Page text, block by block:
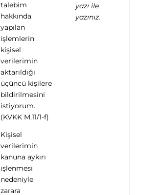
talebim
hakkında
yapılan
işlemlerin
kişisel
verilerimin
aktarıldığı
üçüncü kişilere
bildirilmesini
istiyorum.
(KVKK M.11/1-f)
yazı ile
yazınız.
Kişisel
verilerimin
kanuna aykırı
işlenmesi
nedeniyle
zarara